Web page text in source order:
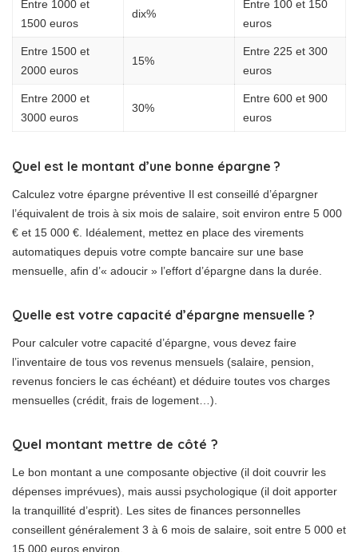
Entre 1000 et
1500 euros
dix%
Entre 100 et 150
euros
Entre 1500 et
2000 euros
15%
Entre 225 et 300
euros
Entre 2000 et
3000 euros
30%
Entre 600 et 900
euros
Quel est le montant d’une bonne épargne ?
Calculez votre épargne préventive Il est conseillé d’épargner
l’équivalent de trois à six mois de salaire, soit environ entre 5 000
€ et 15 000 €. Idéalement, mettez en place des virements
automatiques depuis votre compte bancaire sur une base
mensuelle, afin d’« adoucir » l’effort d’épargne dans la durée.
Quelle est votre capacité d’épargne mensuelle ?
Pour calculer votre capacité d’épargne, vous devez faire
l’inventaire de tous vos revenus mensuels (salaire, pension,
revenus fonciers le cas échéant) et déduire toutes vos charges
mensuelles (crédit, frais de logement…).
Quel montant mettre de côté ?
Le bon montant a une composante objective (il doit couvrir les
dépenses imprévues), mais aussi psychologique (il doit apporter
la tranquillité d’esprit). Les sites de finances personnelles
conseillent généralement 3 à 6 mois de salaire, soit entre 5 000 et
15 000 euros environ.